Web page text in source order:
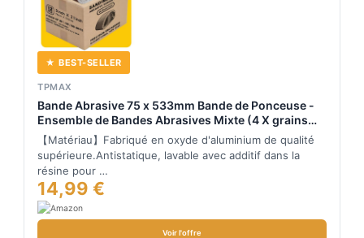
★ BEST-SELLER
TPMAX
Bande Abrasive 75 x 533mm Bande de Ponceuse -
Ensemble de Bandes Abrasives Mixte (4 X grains
80/120/150) pour Ponceuses à Bande, Idéale pour le
Bois(12 pièces)
【Matériau】Fabriqué en oxyde d'aluminium de qualité
supérieure.Antistatique, lavable avec additif dans la
résine pour …
14,99 €
Voir l'offre